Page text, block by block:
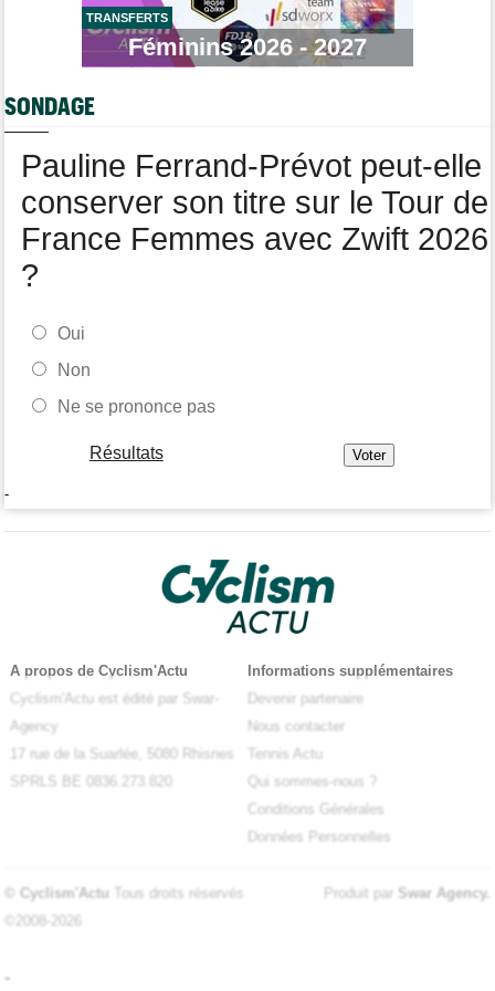
Tour de Burgos
Oscar Onley : "Je n'avais pas connu le début de saison idéal…"
Paul Magnier seulement 14e de la 3e étape... puis déclassé
Julius Johansen remporte le prologue, doublé UAE Team
Emirates
TRANSFERTS
Féminins 2026 - 2027
SONDAGE
Pauline Ferrand-Prévot peut-elle
conserver son titre sur le Tour de
France Femmes avec Zwift 2026
?
Oui
Non
Ne se prononce pas
Résultats
-
A propos de Cyclism'Actu
Cyclism'Actu est édité par Swar-
Agency
17 rue de la Suarlée, 5080 Rhisnes
SPRLS BE 0836.273.820
Informations supplémentaires
Devenir partenaire
Nous contacter
Tennis Actu
Qui sommes-nous ?
Conditions Générales
Données Personnelles
© Cyclism'Actu Tous droits réservés
©2008-2026
Produit par Swar Agency.
-